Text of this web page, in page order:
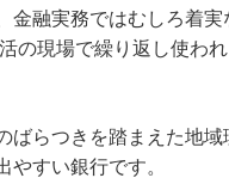
金融実務ではむしろ着
の現場で繰り返し使われ
ばらつきを踏まえた地
すい銀行です。